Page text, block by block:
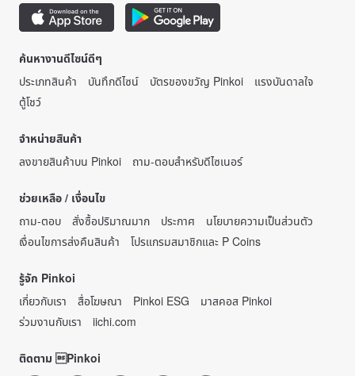
ค้นหางานดีไซน์ดีๆ
ประเภทสินค้า
บันทึกดีไซน์ บัตรของขวัญ Pinkoi
แรงบันดาลใจ
ตู้โชว์
จำหน่ายสินค้า
ลงขายสินค้าบน Pinkoi
ถาม-ตอบสำหรับดีไซเนอร์
ช่วยเหลือ / เงื่อนไข
ถาม-ตอบ
สั่งซื้อปริมาณมาก ประกาศ
นโยบายความเป็นส่วนตัว
เงื่อนไขการส่งคืนสินค้า
โปรแกรมสมาชิกและ P Coins
รู้จัก Pinkoi
เกี่ยวกับเรา
สื่อโฆษณา Pinkoi ESG
มาสคอส Pinkoi
ร่วมงานกับเรา
iichi.com
ติดตาม Pinkoi